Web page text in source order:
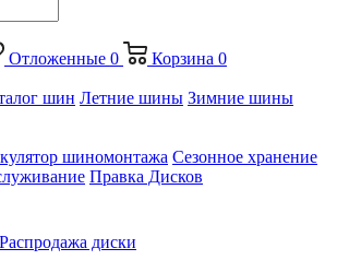
Отложенные 0 Корзина 0
шин Летние шины Зимние шины
шиномонтажа Сезонное хранение
Правка Дисков
Распродажа диски